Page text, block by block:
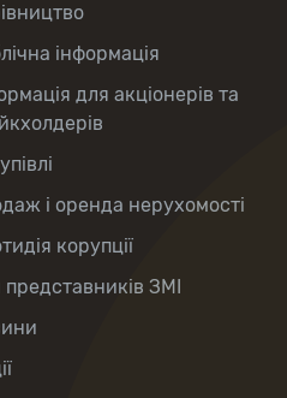
інформація
для акціонерів та
і оренда нерухомості
корупції
ЗМІ